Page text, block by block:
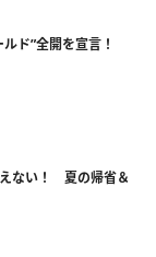
ルド”全開を宣言！
ない！ 夏の帰省＆